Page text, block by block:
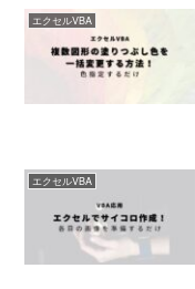
エクセルVBA
エクセルVBA